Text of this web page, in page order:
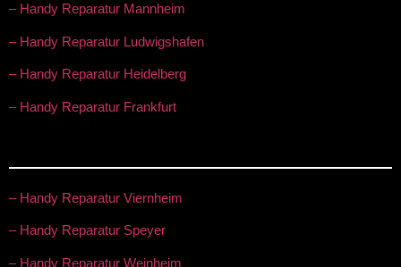
– Handy Reparatur Mannheim
– Handy Reparatur Ludwigshafen
– Handy Reparatur Heidelberg
– Handy Reparatur Frankfurt
– Handy Reparatur Viernheim
– Handy Reparatur Speyer
– Handy Reparatur Weinheim